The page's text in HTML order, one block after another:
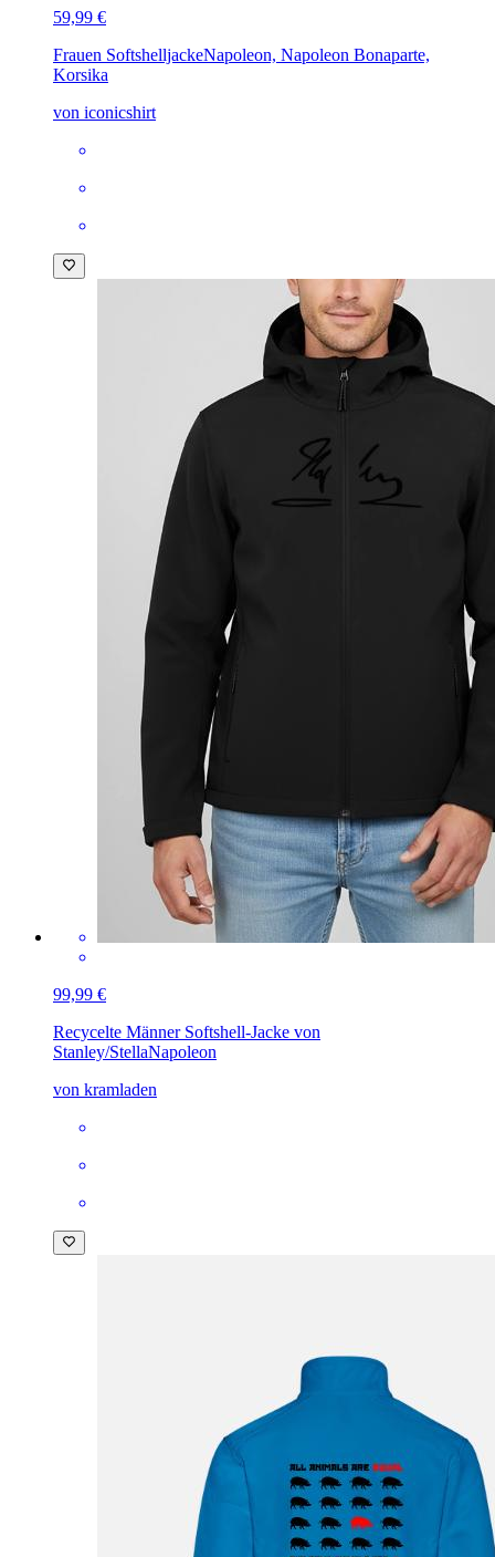
59,99 €
Frauen SoftshelljackeNapoleon, Napoleon Bonaparte,
Korsika
von iconicshirt
99,99 €
Recycelte Männer Softshell-Jacke von
Stanley/StellaNapoleon
von kramladen